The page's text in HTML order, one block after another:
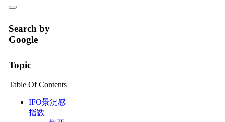
Search by
Google
Topic
Table Of Contents
IFO景況感
指数